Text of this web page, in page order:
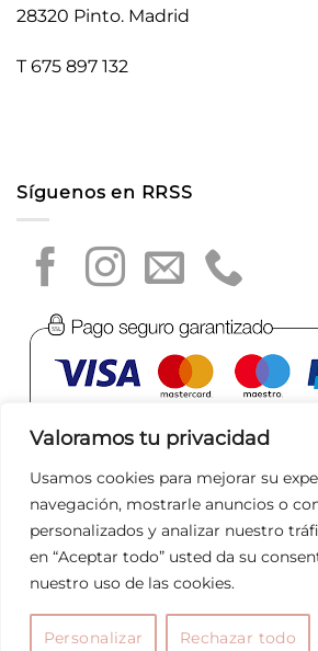
Valoramos tu privacidad
Usamos cookies para mejorar su
navegación, mostrarle anuncios o
personalizados y analizar nuestro
en “Aceptar todo” usted da su
nuestro uso de las cookies.
Personalizar Rechazar todo
28320 Pinto. Madrid
T 675 897 132
Síguenos en RRSS
Aviso legal|Política de privacidad|
Condiciones de compra